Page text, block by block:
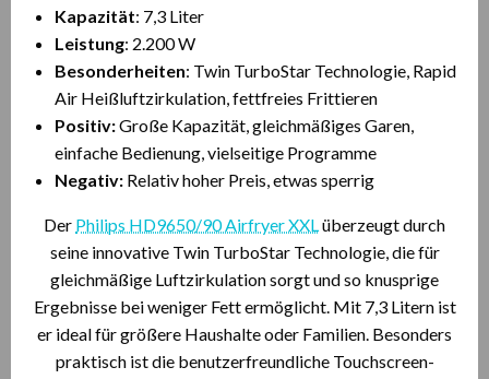
Kapazität: 7,3 Liter
Leistung: 2.200 W
Besonderheiten: Twin TurboStar Technologie, Rapid
Air Heißluftzirkulation, fettfreies Frittieren
Positiv:Große Kapazität, gleichmäßiges Garen,
einfache Bedienung, vielseitige Programme
Negativ: Relativ hoher Preis, etwas sperrig
Der Philips HD9650/90 Airfryer XXLüberzeugt durch
seine innovative Twin TurboStar Technologie, die für
gleichmäßige Luftzirkulation sorgt und so knusprige
Ergebnisse bei weniger Fett ermöglicht. Mit 7,3 Litern ist
er ideal für größere Haushalte oder Familien. Besonders
praktisch ist die benutzerfreundliche Touchscreen-